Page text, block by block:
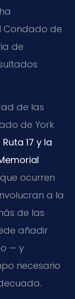
Condado de
de
de las
de York
17 y la
ocurren
a la
de las
añadir
— y
necesario